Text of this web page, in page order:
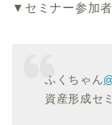
▼セミナー参加
ふくちゃん
資産形成セ